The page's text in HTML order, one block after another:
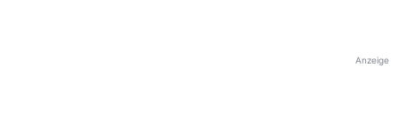
Anzeige